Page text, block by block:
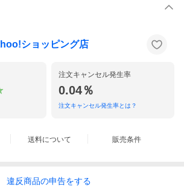
ショッピング店
注文キャンセル発生率
0.04％
注文キャンセル発生率とは？
送料について 販売条件
違反商品の申告をする